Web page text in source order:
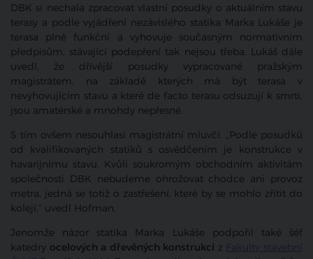
DBK si nechala zpracovat vlastní posudky o aktuálním stavu
terasy a podle vyjádření nezávislého statika Marka Lukáše je
terasa plně funkční a vyhovuje současným normativním
předpisům, stávající podepření tak nejsou třeba. Lukáš dále
uvedl, že dřívější posudky vypracované pražským
magistrátem, na základě kterých má být terasa v
nevyhovujícím stavu a které de facto terasu odsuzují k smrti,
jsou amatérské a mnohdy nepřesné.
S tím ovšem nesouhlasí magistrátní mluvčí. „Podle posudků
od kvalifikovaných statiků s osvědčením je konstrukce v
havarijnímu stavu. Kvůli soukromým obchodním aktivitám
společnosti DBK nebudeme ohrožovat chodce ani provoz
metra, jedná se totiž o zastřešení, které by se mohlo zřítit do
kolejí,“ uvedl Hofman.
Jenomže názor statika Marka Lukáše podpořil také šéf
katedry ocelových a dřevěných konstrukcí z
Fakulty stavební